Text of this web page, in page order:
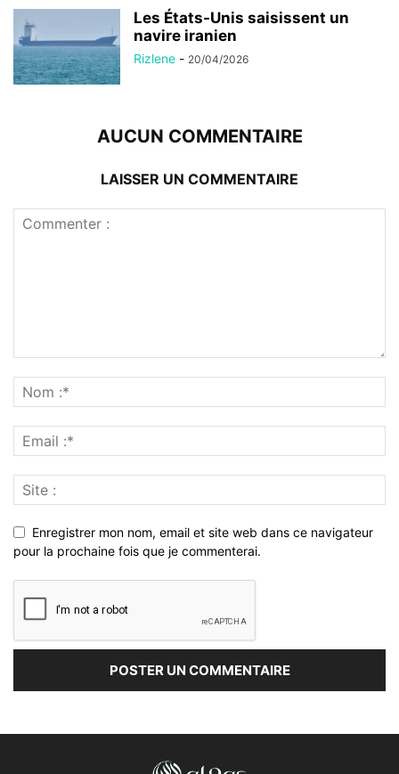
Les États-Unis saisissent un
navire iranien
Rizlene - 20/04/2026
AUCUN COMMENTAIRE
LAISSER UN COMMENTAIRE
Enregistrer mon nom, email et site web dans ce navigateur
pour la prochaine fois que je commenterai.